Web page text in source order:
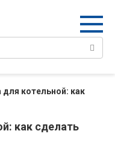
котельной: как
как сделать